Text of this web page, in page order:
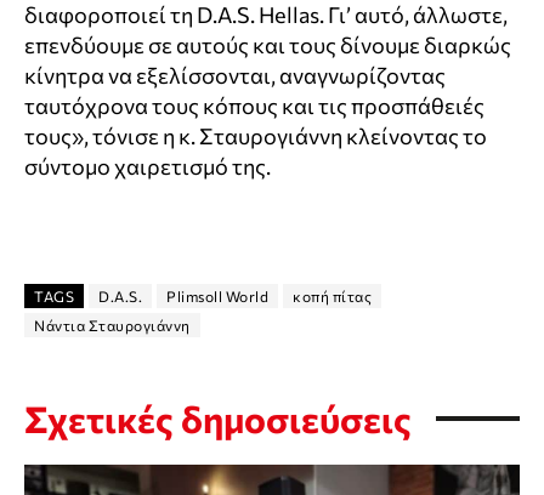
διαφοροποιεί τη D.A.S. Hellas. Γι’ αυτό, άλλωστε,
επενδύουμε σε αυτούς και τους δίνουμε διαρκώς
κίνητρα να εξελίσσονται, αναγνωρίζοντας
ταυτόχρονα τους κόπους και τις προσπάθειές
τους», τόνισε η κ. Σταυρογιάννη κλείνοντας το
σύντομο χαιρετισμό της.
TAGS D.A.S. Plimsoll World
κοπή πίτας
Νάντια Σταυρογιάννη
Σχετικές δημοσιεύσεις